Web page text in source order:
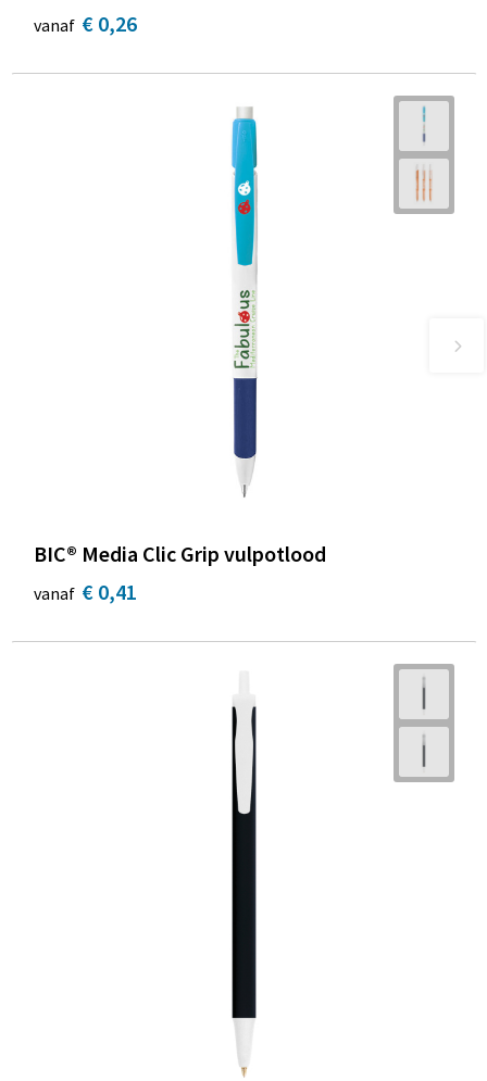
vanaf € 0,26
BIC® Media Clic Grip vulpotlood
vanaf € 0,41